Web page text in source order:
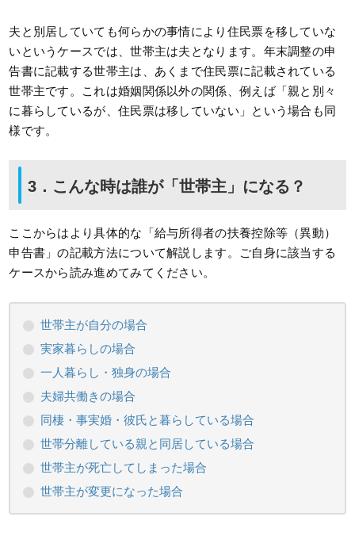
夫と別居していても何らかの事情により住民票を移していな
いというケースでは、世帯主は夫となります。年末調整の申
告書に記載する世帯主は、あくまで住民票に記載されている
世帯主です。これは婚姻関係以外の関係、例えば「親と別々
に暮らしているが、住民票は移していない」という場合も同
様です。
3．こんな時は誰が「世帯主」になる？
ここからはより具体的な「給与所得者の扶養控除等（異動）
申告書」の記載方法について解説します。ご自身に該当する
ケースから読み進めてみてください。
世帯主が自分の場合
実家暮らしの場合
一人暮らし・独身の場合
夫婦共働きの場合
同棲・事実婚・彼氏と暮らしている場合
世帯分離している親と同居している場合
世帯主が死亡してしまった場合
世帯主が変更になった場合